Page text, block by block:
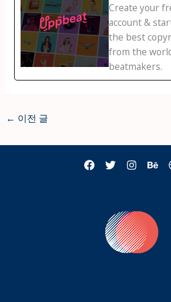
Create your
account &
the best
from the
beatmakers.
← 이전 글